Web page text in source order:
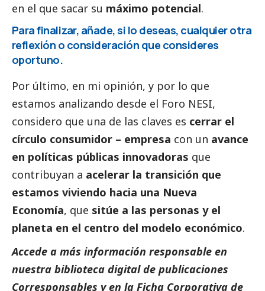
en el que sacar su máximo potencial.
Para finalizar, añade, si lo deseas, cualquier otra
reflexión o consideración que consideres
oportuno.
Por último, en mi opinión, y por lo que
estamos analizando desde el Foro NESI,
considero que una de las claves es cerrar el
círculo consumidor – empresa con un avance
en políticas públicas innovadoras que
contribuyan a acelerar la transición que
estamos viviendo hacia una Nueva
Economía, que sitúe a las personas y el
planeta en el centro del modelo económico.
Accede a más información responsable en
nuestra biblioteca digital de publicaciones
Corresponsables y en la Ficha Corporativa de